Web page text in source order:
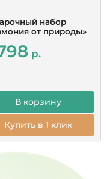
набор
от природы»
р.
В корзину
Купить в 1 клик